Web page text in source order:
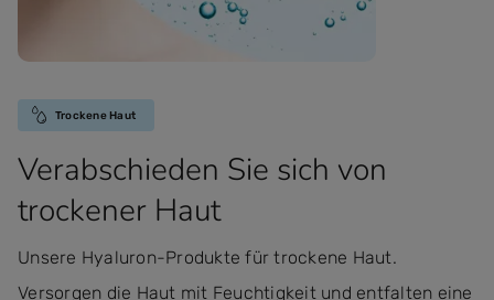
Trockene Haut
Verabschieden Sie sich von
trockener Haut
Unsere Hyaluron-Produkte für trockene Haut.
Versorgen die Haut mit Feuchtigkeit und entfalten eine